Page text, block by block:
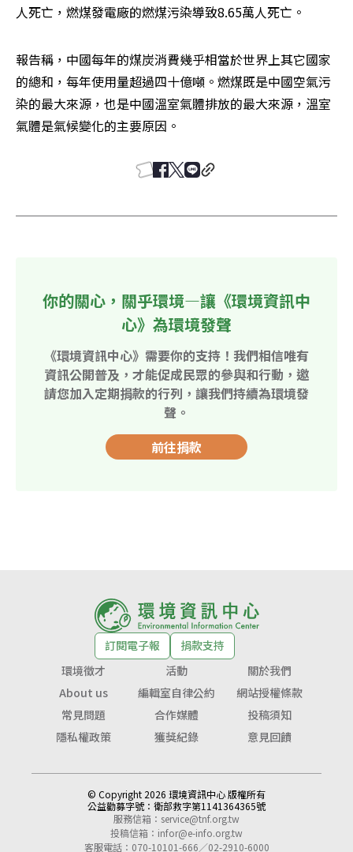
人死亡，燃煤發電廠的燃煤污染導致8.65萬人死亡。
報告稱，中國每年的煤炭消費幾乎相當於世界上其它國家
的總和，每年使用量超過四十億噸。燃煤既是中國空氣污
染的最大來源，也是中國溫室氣體排放的最大來源，溫室
氣體是氣候變化的主要原因。
你的關心，關乎環境—讓《環境資訊中
心》為環境發聲
《環境資訊中心》需要你的支持！我們相信唯有
資訊公開普及，才能促成民眾的參與和行動，邀
請您加入定期捐款的行列，讓我們持續為環境發
聲。
前往捐款
訂閱電子報
捐款支持
環境徵才
活動
關於我們
About us
編輯室自律公約
網站授權條款
常見問題
合作媒體
投稿須知
隱私權政策
獲獎紀錄 意見回饋
© Copyright 2026 環境資訊中心 版權所有
公益勸募字號： 衛部救字第1141364365號
服務信箱： service@tnf.org.tw
投稿信箱： infor@e-info.org.tw
客服電話：070-10101-666／02-2910-6000